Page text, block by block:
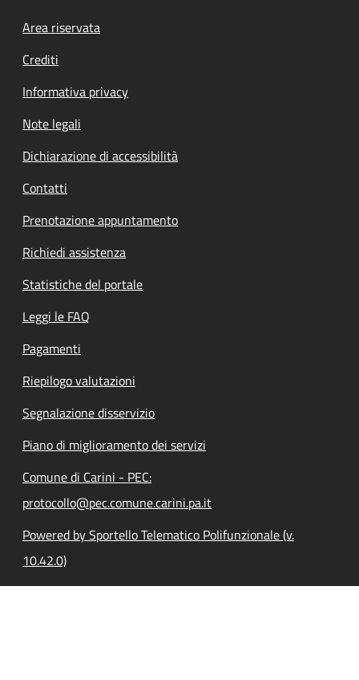
Footer menu
Area riservata
Crediti
Informativa privacy
Note legali
Dichiarazione di accessibilità
Contatti
Prenotazione appuntamento
Richiedi assistenza
Statistiche del portale
Leggi le FAQ
Pagamenti
Riepilogo valutazioni
Segnalazione disservizio
Piano di miglioramento dei servizi
Comune di Carini - PEC:
protocollo@pec.comune.carini.pa.it
Powered by Sportello Telematico Polifunzionale (v.
10.42.0)